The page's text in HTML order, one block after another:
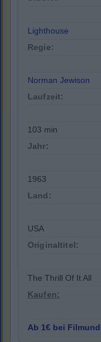
Lighthouse
Regie:
Norman Jewison
Laufzeit:
103 min
Jahr:
1963
Land:
USA
Originaltitel:
The Thrill Of It All
Kaufen:
Ab 1€ bei